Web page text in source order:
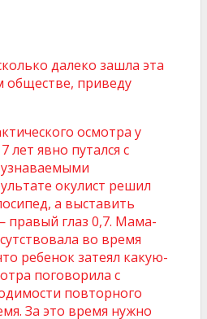
далеко зашла эта
приведу
осмотра у
лет явно путался с
окулист решил
а выставить
правый глаз 0,7. Мама-
во время
ребенок затеял какую-
поговорила с
повторного
За это время нужно